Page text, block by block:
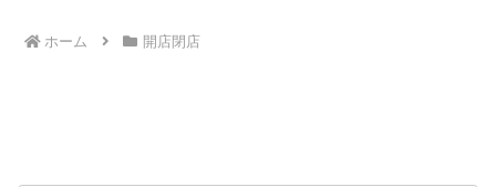
ホーム 開店閉店